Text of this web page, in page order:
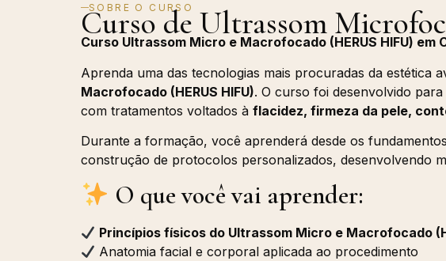
SOBRE O CURSO
Curso de Ultrassom
Curso Ultrassom Micro e Macrofocado (HERUS HIFU)
Aprenda uma das tecnologias mais procuradas da estética
Macrofocado (HERUS HIFU). O curso foi desenvolvido
com tratamentos voltados à flacidez, firmeza da pele,
Durante a formação, você aprenderá desde os
construção de protocolos personalizados, desenvolvendo
O que você vai aprender:
Princípios físicos do Ultrassom Micro e Macrofocado
Anatomia facial e corporal aplicada ao procedimento